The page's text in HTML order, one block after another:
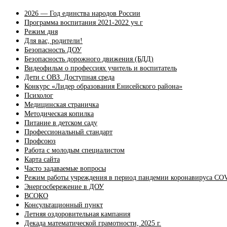
2026 — Год единства народов России
Программа воспитания 2021-2022 уч.г
Режим дня
Для вас, родители!
Безопасность ДОУ
Безопасность дорожного движения (БДД)
Видеофильм о профессиях учитель и воспитатель
Дети с ОВЗ. Доступная среда
Конкурс «Лидер образования Енисейского района»
Психолог
Медицинская страничка
Методическая копилка
Питание в детском саду
Профессиональный стандарт
Профсоюз
Работа с молодым специалистом
Карта сайта
Часто задаваемые вопросы
Режим работы учреждения в период пандемии коронавируса
Энергосбережение в ДОУ
ВСОКО
Консультационный пункт
Летняя оздоровительная кампания
Декада математической грамотности, 2025 г.